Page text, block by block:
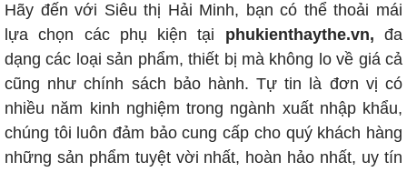
Hãy đến với Siêu thị Hải Minh, bạn có thể thoải mái
lựa chọn các phụ kiện tại phukienthaythe.vn,đa
dạng các loại sản phẩm, thiết bị mà không lo về giá cả
cũng như chính sách bảo hành. Tự tin là đơn vị có
nhiều năm kinh nghiệm trong ngành xuất nhập khẩu,
chúng tôi luôn đảm bảo cung cấp cho quý khách hàng
những sản phẩm tuyệt vời nhất, hoàn hảo nhất, uy tín